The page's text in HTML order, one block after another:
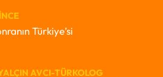
Türkiye’si
AVCI-TÜRKOLOG